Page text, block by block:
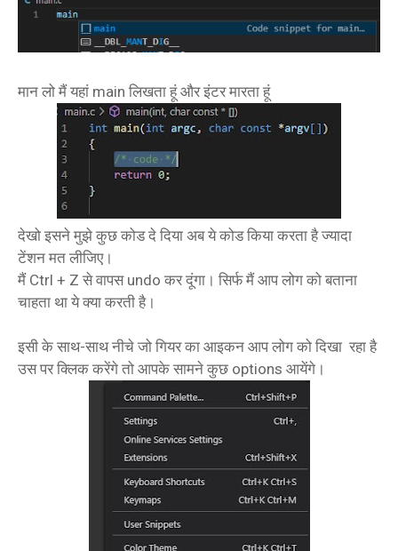
मान लो मैं यहां main लिखता हूं और इंटर मारता हूं
देखो इसने मुझे कुछ कोड दे दिया अब ये कोड किया करता है ज्यादा
टेंशन मत लीजिए।
मैं Ctrl + Z से वापस undo कर दूंगा। सिर्फ मैं आप लोग को बताना
चाहता था ये क्या करती है।
इसी के साथ-साथ नीचे जो गियर का आइकन आप लोग को दिखा रहा है
उस पर क्लिक करेंगे तो आपके सामने कुछ options आयेंगे।